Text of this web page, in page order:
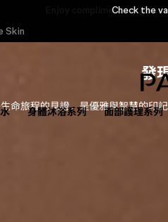
Check the
Skin
身體沐浴系列 面部護理系列
發
命旅程的見證，是優雅與智慧的印